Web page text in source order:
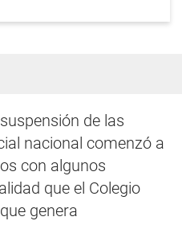
de las
nacional comenzó a
con algunos
que el Colegio
genera